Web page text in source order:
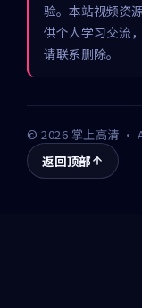
验。本站视频资
供个人学习交流
请联系删除。
©2026 掌上高清 ·
返回顶部